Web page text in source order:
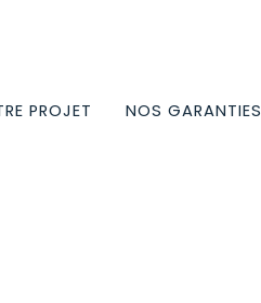
PROJET NOS GARANTIES